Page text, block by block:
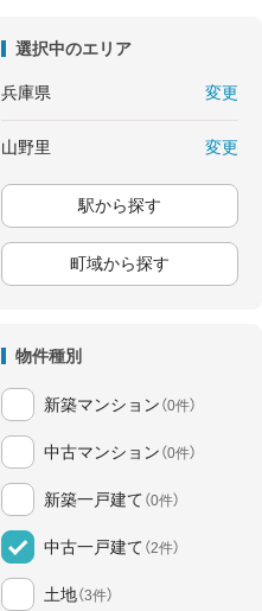
選択中のエリア
兵庫県 変更
山野里 変更
駅から探す
町域から探す
物件種別
新築マンション （0件）
中古マンション （0件）
新築一戸建て （0件）
中古一戸建て （2件）
土地（3件）